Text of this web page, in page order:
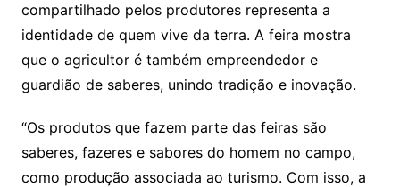
compartilhado pelos produtores representa a
identidade de quem vive da terra. A feira mostra
que o agricultor é também empreendedor e
guardião de saberes, unindo tradição e inovação.
“Os produtos que fazem parte das feiras são
saberes, fazeres e sabores do homem no campo,
como produção associada ao turismo. Com isso, a